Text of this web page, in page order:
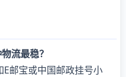
流最稳？
邮宝或中国邮政挂号小